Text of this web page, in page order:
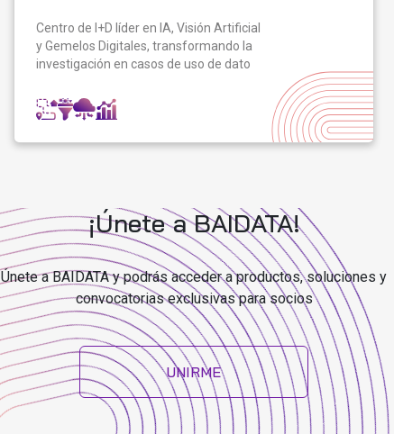
Centro de I+D líder en IA, Visión Artificial
y Gemelos Digitales, transformando la
investigación en casos de uso de dato
¡Únete a BAIDATA!
Únete a BAIDATA y podrás acceder a productos, soluciones y
convocatorias exclusivas para socios
UNIRME